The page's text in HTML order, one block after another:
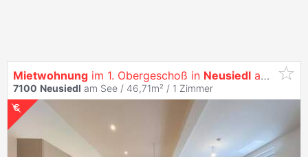
Mietwohnung im 1. Obergeschoß in Neusiedl am See - Top 4
7100 Neusiedl am See / 46,71m² / 1 Zimmer